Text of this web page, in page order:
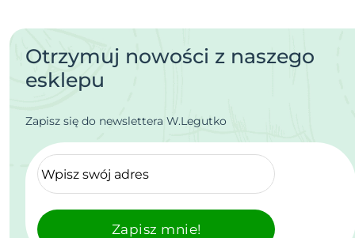
Otrzymuj nowości z naszego
esklepu
Zapisz się do newslettera W.Legutko
Zapisz mnie!